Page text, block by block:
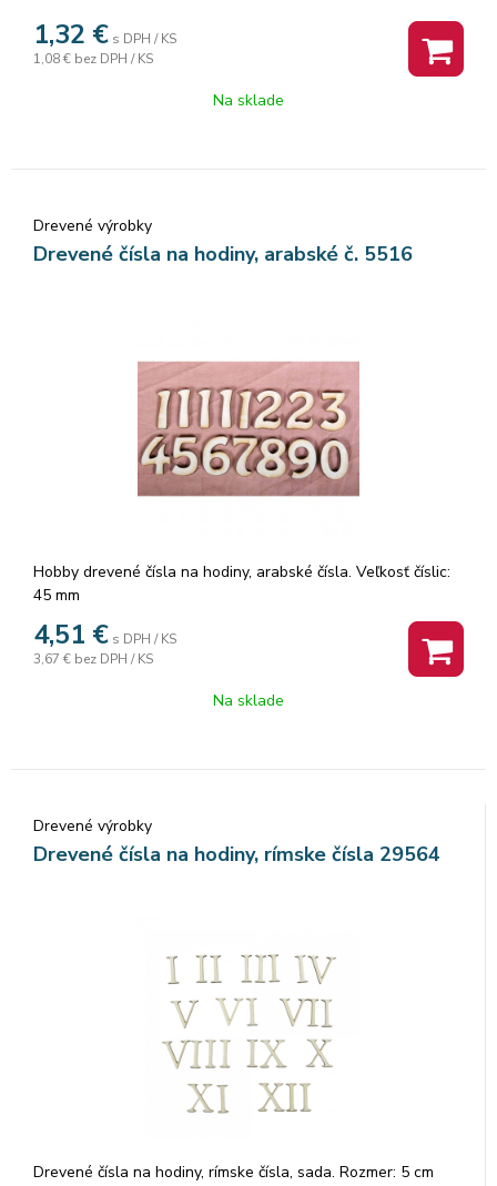
1,32 € s DPH / KS
1,08 € bez DPH / KS
Na sklade
Drevené výrobky
Drevené čísla na hodiny, arabské č. 5516
Hobby drevené čísla na hodiny, arabské čísla. Veľkosť číslic:
45 mm
4,51 € s DPH / KS
3,67 € bez DPH / KS
Na sklade
Drevené výrobky
Drevené čísla na hodiny, rímske čísla 29564
Drevené čísla na hodiny, rímske čísla, sada. Rozmer: 5 cm